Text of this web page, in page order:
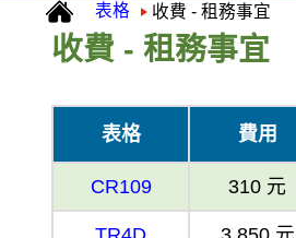
表格 收費 - 租務事宜
收費 - 租務事宜
表格 費用
CR109 310 元